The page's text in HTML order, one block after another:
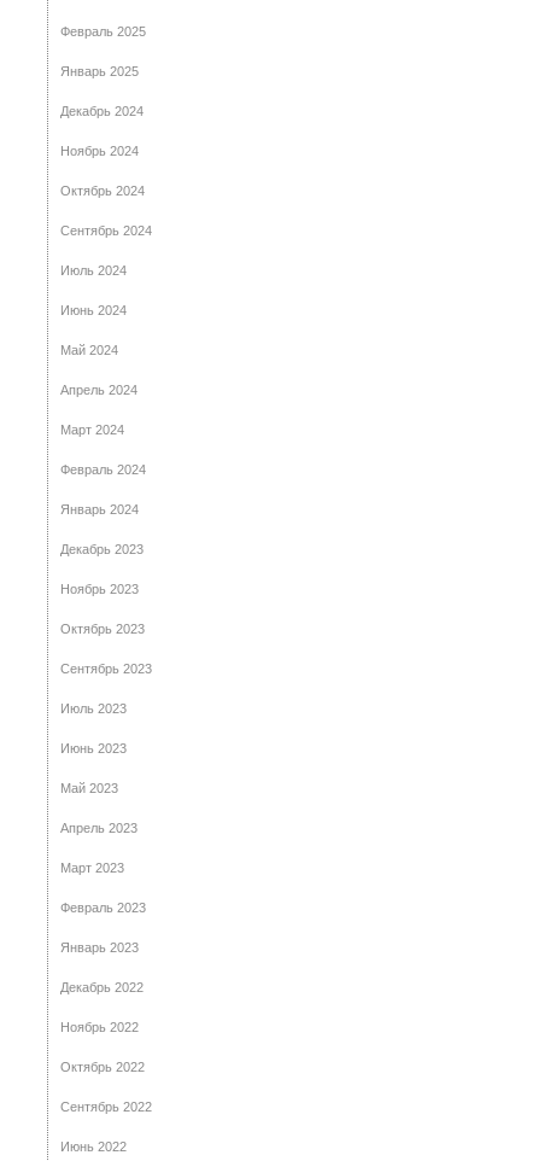
Февраль 2025
Январь 2025
Декабрь 2024
Ноябрь 2024
Октябрь 2024
Сентябрь 2024
Июль 2024
Июнь 2024
Май 2024
Апрель 2024
Март 2024
Февраль 2024
Январь 2024
Декабрь 2023
Ноябрь 2023
Октябрь 2023
Сентябрь 2023
Июль 2023
Июнь 2023
Май 2023
Апрель 2023
Март 2023
Февраль 2023
Январь 2023
Декабрь 2022
Ноябрь 2022
Октябрь 2022
Сентябрь 2022
Июнь 2022